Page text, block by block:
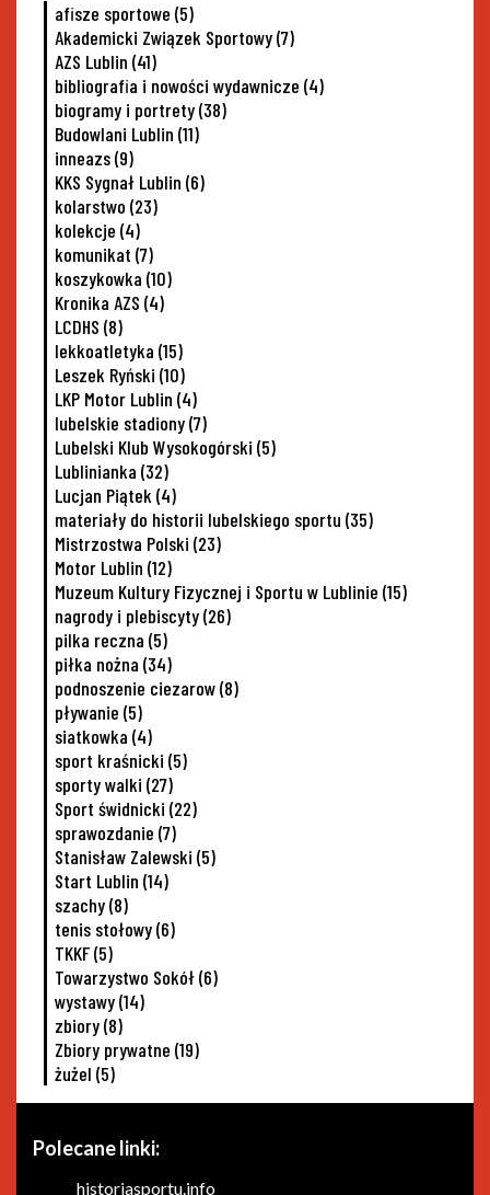
afisze sportowe (5)
Akademicki Związek Sportowy(7)
AZS Lublin (41)
bibliografia i nowości wydawnicze (4)
biogramy i portrety(38)
Budowlani Lublin (11)
inneazs(9)
KKS Sygnał Lublin (6)
kolarstwo (23)
kolekcje (4)
komunikat (7)
koszykowka (10)
Kronika AZS (4)
LCDHS (8)
lekkoatletyka (15)
Leszek Ryński (10)
LKP Motor Lublin (4)
lubelskie stadiony(7)
Lubelski Klub Wysokogórski (5)
Lublinianka (32)
Lucjan Piątek (4)
materiały do historii lubelskiego sportu (35)
Mistrzostwa Polski (23)
Motor Lublin (12)
Muzeum Kultury Fizycznej i Sportu w Lublinie (15)
nagrody i plebiscyty(26)
pilka reczna (5)
piłka nożna (34)
podnoszenie ciezarow(8)
pływanie (5)
siatkowka (4)
sport kraśnicki (5)
sporty walki (27)
Sport świdnicki (22)
sprawozdanie (7)
Stanisław Zalewski (5)
Start Lublin (14)
szachy(8)
tenis stołowy(6)
TKKF(5)
Towarzystwo Sokół(6)
wystawy(14)
zbiory(8)
Zbiory prywatne (19)
żużel (5)
Polecane linki:
historiasportu.info